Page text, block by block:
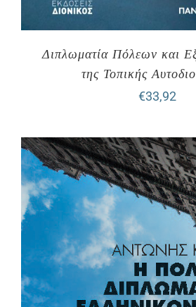
Διπλωματία Πόλεων και
της Τοπικής
€33,92